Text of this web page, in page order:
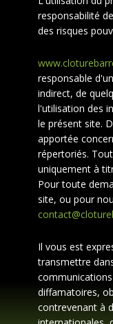
responsabilité
des risques
responsable
indirect, de
l'utilisation des
le présent site.
apportée
répertoriés.
uniquement à
Pour toute
site, ou pour
Il vous est
transmettre
diffamatoires,
contrevenant à